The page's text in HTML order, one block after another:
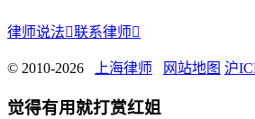
律师说法联系律师
© 2010-2026 上海律师 网站地图 沪
觉得有用就打赏红姐